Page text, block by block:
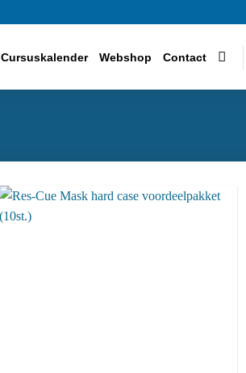
Cursuskalender Webshop Contact